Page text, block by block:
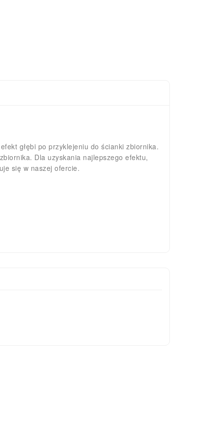
głębi po przyklejeniu do ścianki zbiornika.
Dla uzyskania najlepszego efektu,
się w naszej ofercie.